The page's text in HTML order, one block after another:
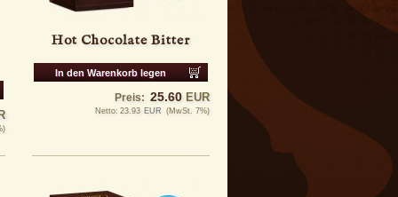
Hot Chocolate Bitter
In den Warenkorb legen
Preis: 25.60 EUR
Netto: 23.93 EUR (MwSt. 7%)